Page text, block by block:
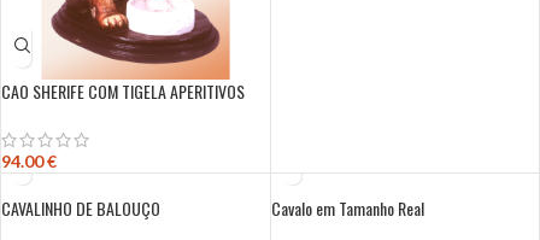
CAO SHERIFE COM TIGELA APERITIVOS
94.00€
CAVALINHO DE BALOUÇO Cavalo em Tamanho Real